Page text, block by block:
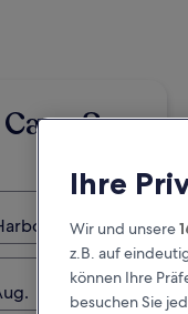
San
Ihre
Wir und unsere
z.B. auf
können Ihre
besuchen Sie